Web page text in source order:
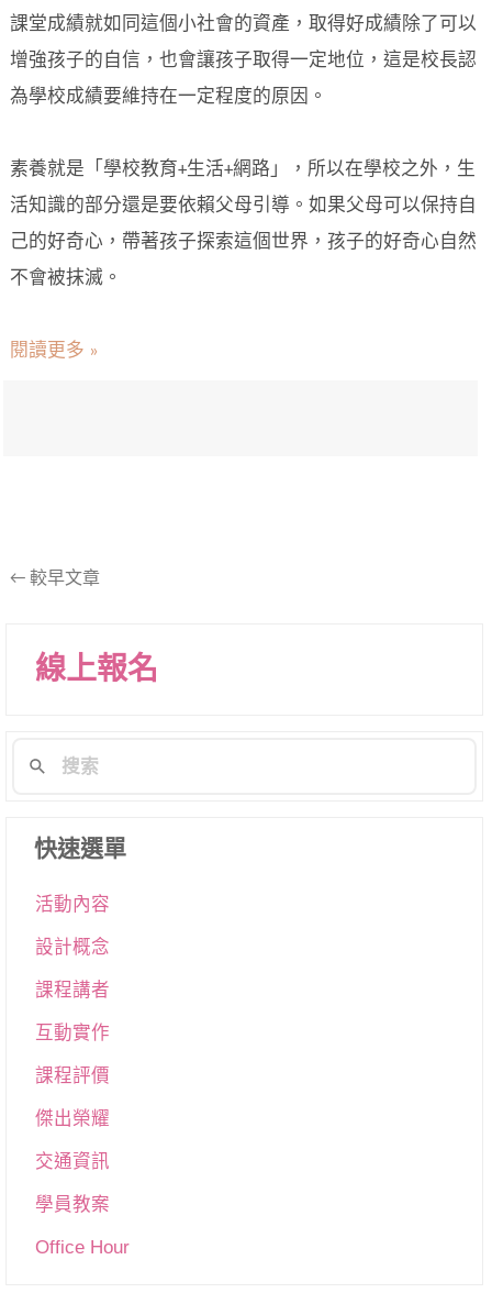
課堂成績就如同這個小社會的資產，取得好成績除了可以
增強孩子的自信，也會讓孩子取得一定地位，這是校長認
為學校成績要維持在一定程度的原因。
素養就是「學校教育+生活+網路」，所以在學校之外，生
活知識的部分還是要依賴父母引導。如果父母可以保持自
己的好奇心，帶著孩子探索這個世界，孩子的好奇心自然
不會被抹滅。
閱讀更多 »
文
← 較早文章
線上報名
快速選單
活動內容
設計概念
課程講者
互動實作
課程評價
傑出榮耀
交通資訊
學員教案
Office Hour